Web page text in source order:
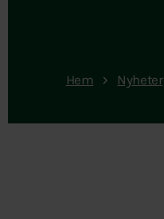
Hem Nyheter